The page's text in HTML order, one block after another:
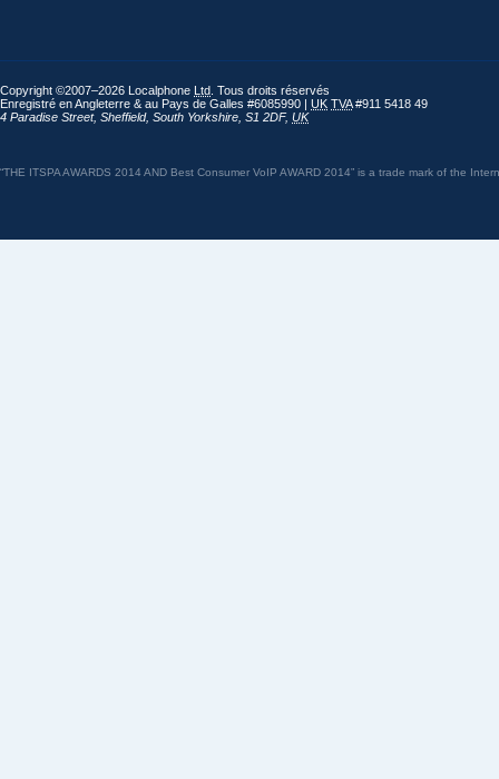
Copyright ©2007–2026 Localphone Ltd . Tous droits réservés
Enregistré en Angleterre & au Pays de Galles #6085990 | UK TVA#911 5418 49
4 Paradise Street, Sheffield, South Yorkshire S1 2DF, UK
“THE ITSPA AWARDS 2014 AND Best Consumer VoIP AWARD 2014” is a trade mark of the